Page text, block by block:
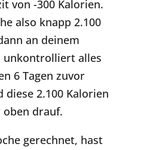
von -300 Kalorien.
also knapp 2.100
an deinem
unkontrolliert alles
6 Tagen zuvor
2.100 Kalorien
oben drauf.
gerechnet, hast